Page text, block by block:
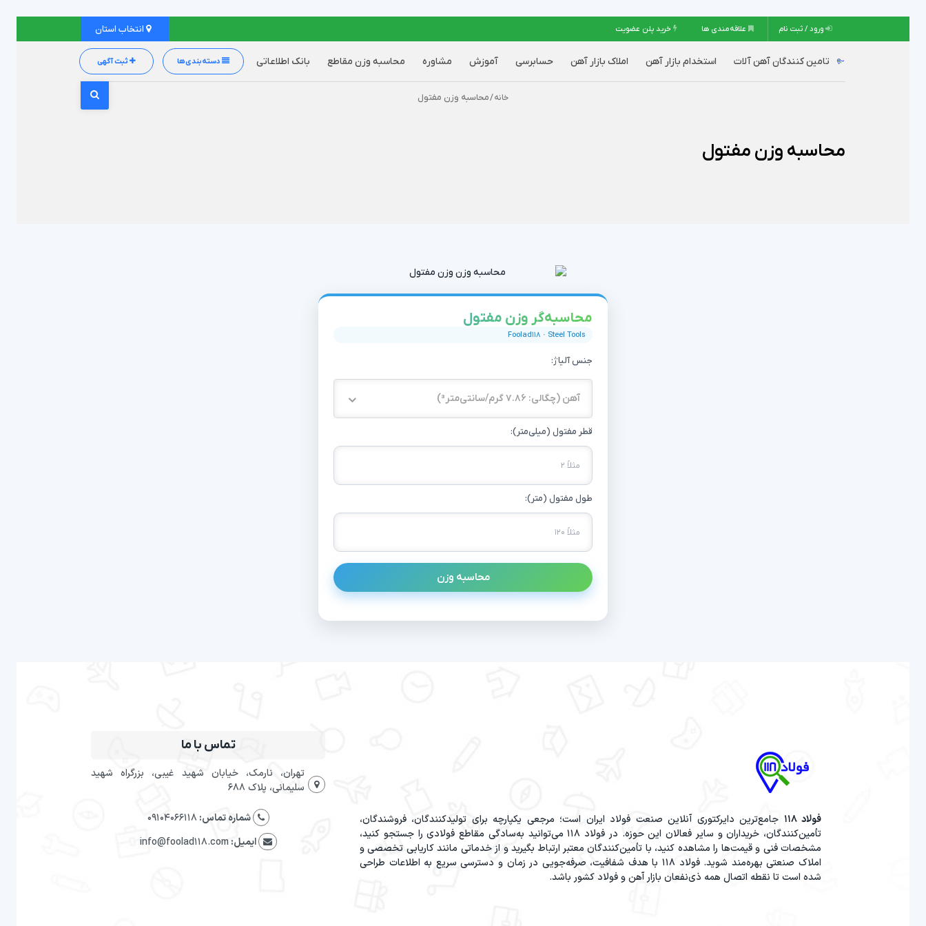
ورود / ثبت نام علاقه‌مندی ها خرید پلن عضویت
تامین کنندگان آهن آلات استخدام بازار آهن املاک بازار آهن حسابرسی آموزش مشاوره محاسبه وزن مقاطع بانک اطلاعاتی دسته‌بندی‌ها ثبت آگهی
خانه/ محاسبه وزن مفتول
محاسبه وزن مفتول
محاسبه‌گر وزن مفتول
Foolad118 · Steel Tools
جنس آلیاژ:
آهن (چگالی: 7.86 گرم/سانتی‌متر³)
قطر مفتول (میلی‌متر):
طول مفتول (متر):
محاسبه وزن
فولاد 118
جامع‌ترین دایرکتوری آنلاین صنعت فولاد ایران است؛ مرجعی یکپارچه برای تولیدکنندگان، فروشندگان،
تأمین‌کنندگان، خریداران و سایر فعالان این حوزه. در فولاد 118 می‌توانید به‌سادگی مقاطع فولادی را جستجو کنید،
مشخصات فنی و قیمت‌ها را مشاهده کنید، با تأمین‌کنندگان معتبر ارتباط بگیرید و از خدماتی مانند کاریابی تخصصی و
املاک صنعتی بهره‌مند شوید. فولاد 118 با هدف شفافیت، صرفه‌جویی در زمان و دسترسی سریع به اطلاعات طراحی
شده است تا نقطه اتصال همه ذی‌نفعان بازار آهن و فولاد کشور باشد.
تماس با ما
تهران، نارمک، خیابان شهید غیبی، بزرگراه شهید
سلیمانی، پلاک 688
شماره تماس: 09104066118
ایمیل:info@foolad118.com